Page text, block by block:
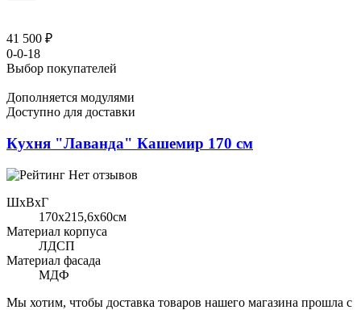
41 500 ₽
0-0-18
Выбор покупателей
Дополняется модулями
Доступно для доставки
Кухня "Лаванда" Кашемир 170 см
Нет отзывов
ШхВхГ
170x215,6х60см
Материал корпуса
ЛДСП
Материал фасада
МДФ
Мы хотим, чтобы доставка товаров нашего магазина прошла с